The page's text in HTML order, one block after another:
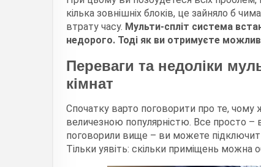
кілька зовнішніх блоків, це зайняло б
втрату часу. Мульти-спліт система
недорого. Тоді як ви отримуєте
Переваги та недоліки
кімнат
Спочатку варто поговорити про те, чому
величезною популярністю. Все просто –
поговорили вище – ви можете
Тільки уявіть: скільки приміщень можна